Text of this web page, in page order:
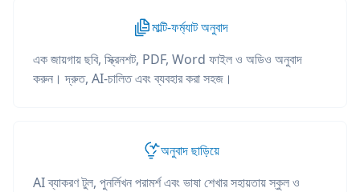
মাল্টি-ফর্ম্যাট অনুবাদ
এক জায়গায় ছবি, স্ক্রিনশট, PDF, Word ফাইল ও অডিও অনুবাদ
করুন। দ্রুত, AI-চালিত এবং ব্যবহার করা সহজ।
অনুবাদ ছাড়িয়ে
AI ব্যাকরণ টুল, পুনর্লিখন পরামর্শ এবং ভাষা শেখার সহায়তায় স্কুল ও